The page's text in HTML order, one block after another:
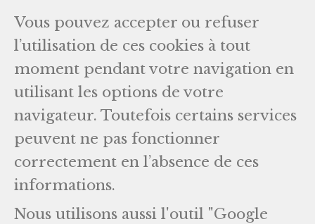
Vous pouvez accepter ou refuser
l’utilisation de ces cookies à tout
moment pendant votre navigation en
utilisant les options de votre
navigateur. Toutefois certains services
peuvent ne pas fonctionner
correctement en l’absence de ces
informations.
Nous utilisons aussi l'outil "Google